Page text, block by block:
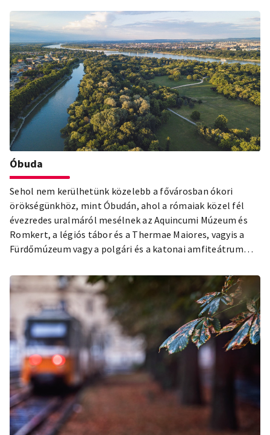
Óbuda
Sehol nem kerülhetünk közelebb a fővárosban ókori
örökségünkhöz, mint Óbudán, ahol a rómaiak közel fél
évezredes uralmáról mesélnek az Aquincumi Múzeum és
Romkert, a légiós tábor és a Thermae Maiores, vagyis a
Fürdőmúzeum vagy a polgári és a katonai amfiteátrum
területén álló Aquincum is UNESCO világörökségi
várományosi helyszín.